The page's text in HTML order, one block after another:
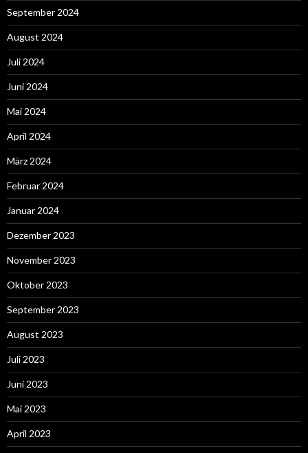
September 2024
August 2024
Juli 2024
Juni 2024
Mai 2024
April 2024
März 2024
Februar 2024
Januar 2024
Dezember 2023
November 2023
Oktober 2023
September 2023
August 2023
Juli 2023
Juni 2023
Mai 2023
April 2023